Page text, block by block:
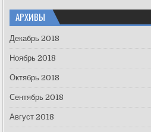
АРХИВЫ
Декабрь 2018
Ноябрь 2018
Октябрь 2018
Сентябрь 2018
Август 2018